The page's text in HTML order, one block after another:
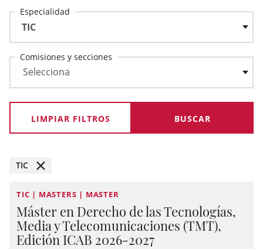
Especialidad
TIC
Comisiones y secciones
LIMPIAR FILTROS
TIC
TIC | MASTERS | MASTER
Máster en Derecho de las Tecnologías,
Media y Telecomunicaciones (TMT),
Edición ICAB 2026-2027